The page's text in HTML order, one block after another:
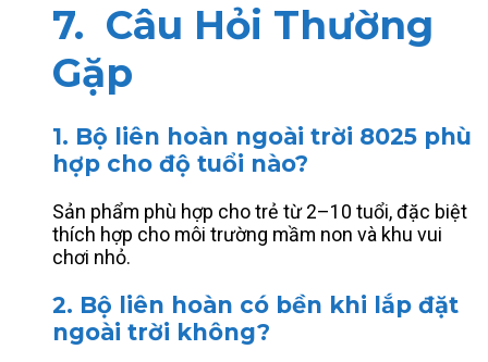
7. Câu Hỏi Thường
Gặp
1. Bộ liên hoàn ngoài trời 8025 phù
hợp cho độ tuổi nào?
Sản phẩm phù hợp cho trẻ từ 2–10 tuổi, đặc biệt
thích hợp cho môi trường mầm non và khu vui
chơi nhỏ.
2. Bộ liên hoàn có bền khi lắp đặt
ngoài trời không?